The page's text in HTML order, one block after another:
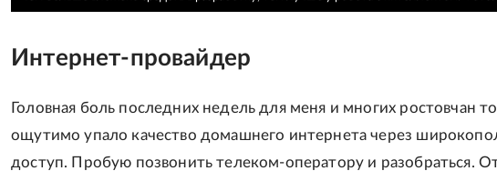
Интернет-провайдер
Головная боль последних недель для меня и многих ростовчан
ощутимо упало качество домашнего интернета через
доступ. Пробую позвонить телеком-оператору и разобраться.